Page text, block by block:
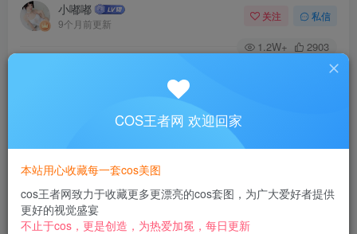
小嘟嘟
9个月前更新
关注 私信
1.2W+ 2903
No.017-FGO 玛修 同人游戏 [11P]
此内容为付费阅读，请付费后查看
3
黄金会员免费 钻石会员 免费
立即购买
COS王者网 欢迎回家
本站用心收藏每一套cos美图
cos王者网致力于收藏更多更漂亮的cos套图，为广大爱好者提供
更好的视觉盛宴
不止于cos，更是创造，为热爱加冕，每日更新